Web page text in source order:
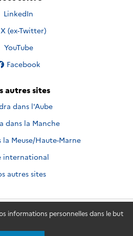
informations personnelles dans le but
Nous suivre sur
LinkedIn
Nous suivre sur
X (ex-Twitter)
Nous suivre sur
YouTube
Nous suivre sur
Facebook
autres sites
dans l'Aube
dans la Manche
la Meuse/Haute-Marne
international
autres sites
- Andra. Tous droits réservés.